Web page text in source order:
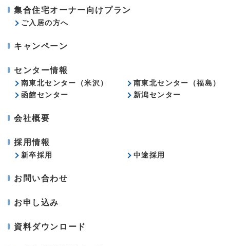
集合住宅オーナー向けプラン
ご入居の方へ
キャンペーン
センター情報
南東北センター（米沢）
南東北センター（福島）
函館センター
新潟センター
会社概要
採用情報
新卒採用 中途採用
お問い合わせ
お申し込み
資料ダウンロード